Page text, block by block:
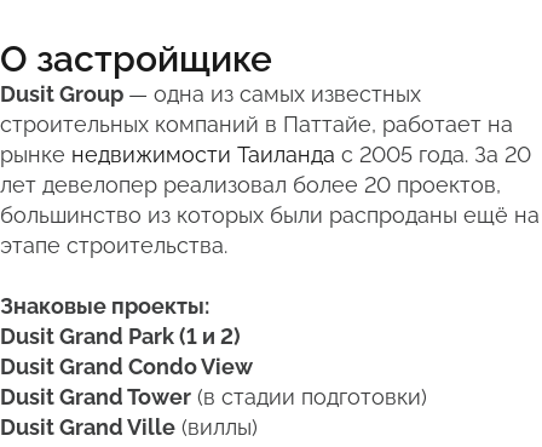
О застройщике
Dusit Group — одна из самых известных
строительных компаний в Паттайе, работает на
рынке недвижимости Таиланда с 2005 года. За 20
лет девелопер реализовал более 20 проектов,
большинство из которых были распроданы ещё на
этапе строительства.
Знаковые проекты:
Dusit Grand Park (1 и 2)
Dusit Grand Condo View
Dusit Grand Tower (в стадии подготовки)
Dusit Grand Ville (виллы)